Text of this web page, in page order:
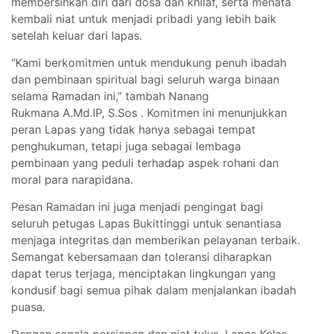
kembali niat untuk menjadi pribadi yang lebih baik
setelah keluar dari lapas.
“Kami berkomitmen untuk mendukung penuh ibadah
dan pembinaan spiritual bagi seluruh warga binaan
selama Ramadan ini,” tambah Nanang
Rukmana A.Md.IP, S.Sos . Komitmen ini menunjukkan
peran Lapas yang tidak hanya sebagai tempat
penghukuman, tetapi juga sebagai lembaga
pembinaan yang peduli terhadap aspek rohani dan
moral para narapidana.
Pesan Ramadan ini juga menjadi pengingat bagi
seluruh petugas Lapas Bukittinggi untuk senantiasa
menjaga integritas dan memberikan pelayanan terbaik.
Semangat kebersamaan dan toleransi diharapkan
dapat terus terjaga, menciptakan lingkungan yang
kondusif bagi semua pihak dalam menjalankan ibadah
puasa.